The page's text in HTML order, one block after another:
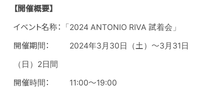
【開催概要】
イベント名称：「2024 ANTONIO RIVA 試着会」
開催期間： 2024年3月30日（土）～3月31日
（日）2日間
開催時間： 11:00～19:00